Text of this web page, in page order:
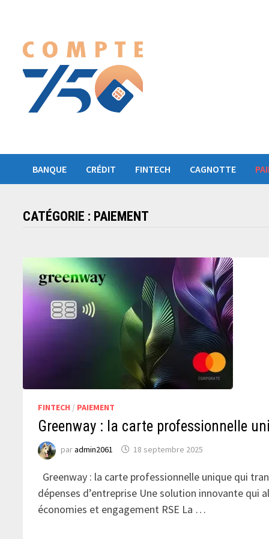
contenu
BANQUE CRÉDIT FINTECH CAGNOTTE
CATÉGORIE : PAIEMENT
FINTECH / PAIEMENT
Greenway : la carte professionnelle
paradmin2061 18 septembre 2025
Greenway : la carte professionnelle unique qui
dépenses d’entreprise Une solution innovante qui
économies et engagement RSE La …